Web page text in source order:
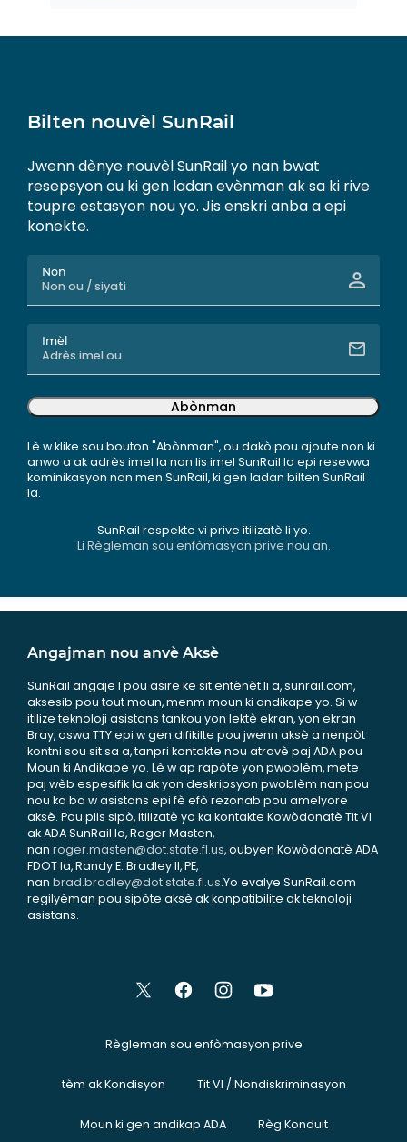
Bilten nouvèl SunRail
Jwenn dènye nouvèl SunRail yo nan bwat
resepsyon ou ki gen ladan evènman ak sa ki rive
toupre estasyon nou yo. Jis enskri anba a epi
konekte.
Non
Imèl
Abònman
Lè w klike sou bouton "Abònman", ou dakò pou ajoute non ki
anwo a ak adrès imel la nan lis imel SunRail la epi resevwa
kominikasyon nan men SunRail, ki gen ladan bilten SunRail
la.
SunRail respekte vi prive itilizatè li yo.
Li Règleman sou enfòmasyon prive nou an.
Angajman nou anvè Aksè
SunRail angaje l pou asire ke sit entènèt li a, sunrail.com,
aksesib pou tout moun, menm moun ki andikape yo. Si w
itilize teknoloji asistans tankou yon lektè ekran, yon ekran
Bray, oswa TTY epi w gen difikilte pou jwenn aksè a nenpòt
kontni sou sit sa a, tanpri kontakte nou atravè paj ADA pou
Moun ki Andikape yo. Lè w ap rapòte yon pwoblèm, mete
paj wèb espesifik la ak yon deskripsyon pwoblèm nan pou
nou ka ba w asistans epi fè efò rezonab pou amelyore
aksè. Pou plis sipò, itilizatè yo ka kontakte Kowòdonatè Tit VI
ak ADA SunRail la, Roger Masten,
nan roger.masten@dot.state.fl.us, oubyen Kowòdonatè ADA
FDOT la, Randy E. Bradley II, PE,
nan brad.bradley@dot.state.fl.us.Yo evalye SunRail.com
regilyèman pou sipòte aksè ak konpatibilite ak teknoloji
asistans.
Règleman sou enfòmasyon prive
tèm ak Kondisyon Tit VI / Nondiskriminasyon
Moun ki gen andikap ADA Règ Konduit